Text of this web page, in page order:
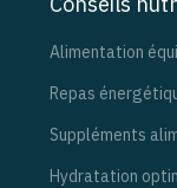
Alimentation
Repas
Suppléments
Hydratation